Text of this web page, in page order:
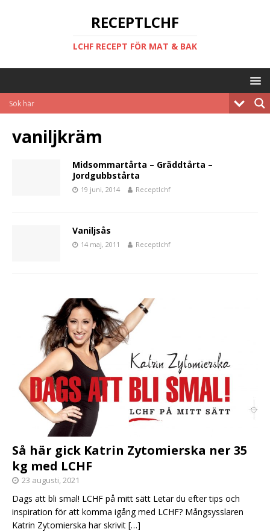
RECEPTLCHF
LCHF RECEPT FÖR MAT & BAK
vaniljkräm
Midsommartårta – Gräddtårta –
Jordgubbstårta
19 juni, 2014 Receptlchf
Vaniljsås
14 maj, 2011 Receptlchf
Så här gick Katrin Zytomierska ner 35
kg med LCHF
23 augusti, 2021
Dags att bli smal! LCHF på mitt sätt Letar du efter tips och
inspiration för att komma igång med LCHF? Mångsysslaren
Katrin Zytomierska har skrivit […]